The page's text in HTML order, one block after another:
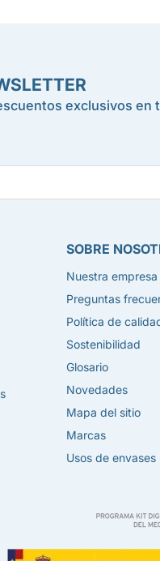
exclusivos en
SOBRE
Nuestra empresa
Preguntas
Política de
Sostenibilidad
Glosario
Novedades
Mapa del sitio
Marcas
Usos de envases